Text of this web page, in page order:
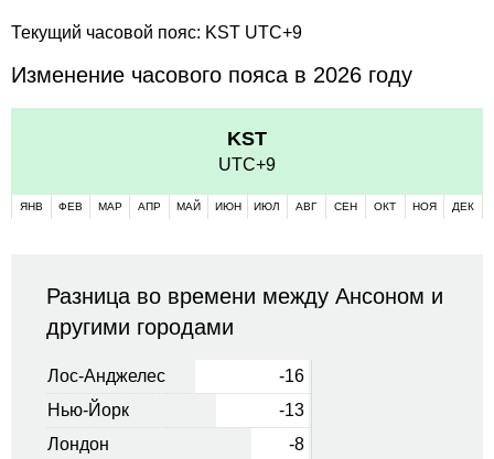
Текущий часовой пояс: KST UTC+9
Изменение часового пояса в 2026 году
KST
UTC+9
ЯНВ ФЕВ МАР АПР МАЙ ИЮН ИЮЛ АВГ СЕН ОКТ НОЯ ДЕК
Разница во времени между Ансоном и
другими городами
Лос-Анджелес
-16
Нью-Йорк
-13
Лондон
-8